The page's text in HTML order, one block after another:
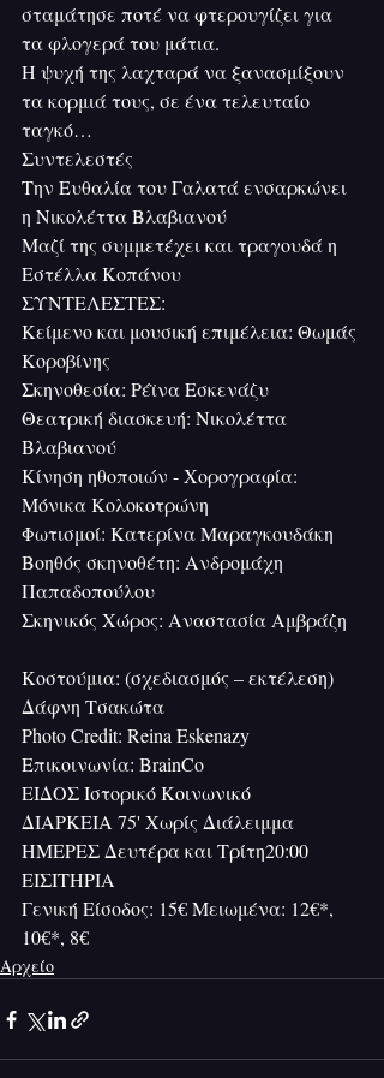
σταμάτησε ποτέ να φτερουγίζει για
τα φλογερά του μάτια.
Η ψυχή της λαχταρά να ξανασμίξουν
τα κορμιά τους, σε ένα τελευταίο
ταγκό…
Συντελεστές
Την Ευθαλία του Γαλατά ενσαρκώνει
η Νικολέττα Βλαβιανού
Μαζί της συμμετέχει και τραγουδά η
Εστέλλα Κοπάνου
ΣΥΝΤΕΛΕΣΤΕΣ:
Κείμενο και μουσική επιμέλεια: Θωμάς
Κοροβίνης
Σκηνοθεσία: Ρέϊνα Εσκενάζυ
Θεατρική διασκευή: Νικολέττα
Βλαβιανού
Κίνηση ηθοποιών - Χορογραφία:
Μόνικα Κολοκοτρώνη
Φωτισμοί: Κατερίνα Μαραγκουδάκη
Βοηθός σκηνοθέτη: Ανδρομάχη
Παπαδοπούλου
Σκηνικός Χώρος: Αναστασία Αμβράζη
Κοστούμια: (σχεδιασμός – εκτέλεση)
Δάφνη Τσακώτα
Photo Credit: Reina Eskenazy
Eπικοινωνία: BrainCo
ΕΙΔΟΣ Ιστορικό Κοινωνικό
ΔΙΑΡΚΕΙΑ 75' Χωρίς Διάλειμμα
ΗΜΕΡΕΣ Δευτέρα και Τρίτη20:00
ΕΙΣΙΤΗΡΙΑ
Γενική Είσοδος: 15€ Μειωμένα: 12€*,
10€*, 8€
Αρχείο